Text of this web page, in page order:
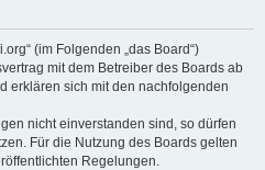
(im Folgenden „das Board“)
mit dem Betreiber des Boards ab
erklären sich mit den nachfolgenden
nicht einverstanden sind, so dürfen
Für die Nutzung des Boards gelten
Regelungen.